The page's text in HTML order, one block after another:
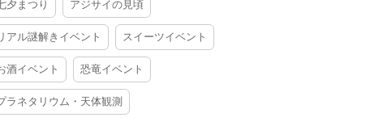
夕まつり アジサイの見頃
アル謎解きイベント スイーツイベント
酒イベント 恐竜イベント
ラネタリウム・天体観測